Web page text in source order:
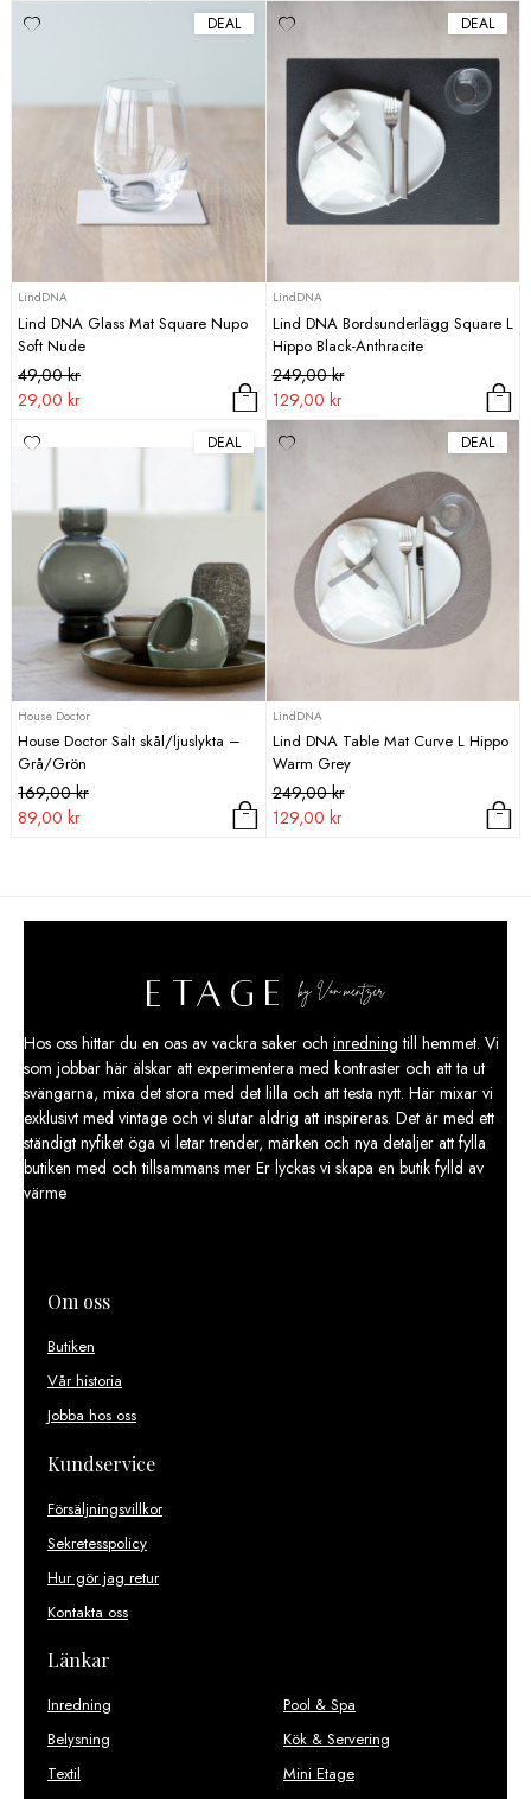
DEAL
LindDNA
Lind DNA Glass Mat Square Nupo
Soft Nude
49,00kr
Det
ursprungliga
var:
29,00 kr
Det
nuvarande
är:
DEAL
LindDNA
Lind DNA Bordsunderlägg Square L
Hippo Black-Anthracite
249,00kr
Det
ursprungliga
priset
var:
129,00 kr
Det
nuvarande
priset
är:
DEAL
House Doctor
House Doctor Salt skål/ljuslykta –
Grå/Grön
169,00kr
Det
ursprungliga
89,00 kr
Det
nuvarande
DEAL
LindDNA
Lind DNA Table Mat Curve L Hippo
Warm Grey
249,00kr
Det
ursprungliga
129,00 kr
Det
nuvarande
Hos oss hittar du en oas av vackra saker och inredning till hemmet. Vi
som jobbar här älskar att experimentera med kontraster och att ta ut
svängarna, mixa det stora med det lilla och att testa nytt. Här mixar vi
exklusivt med vintage och vi slutar aldrig att inspireras. Det är med ett
ständigt nyfiket öga vi letar trender, märken och nya detaljer att fylla
butiken med och tillsammans mer Er lyckas vi skapa en butik fylld av
värme
Om oss
Butiken
Vår historia
Jobba hos oss
Kundservice
Försäljningsvillkor
Sekretesspolicy
Hur gör jag retur
Kontakta oss
Länkar
Inredning
Belysning
Textil
Pool & Spa
Kök & Servering
Mini Etage